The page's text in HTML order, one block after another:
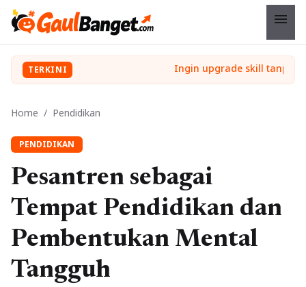
menu
TERKINI
Home / Pendidikan
PENDIDIKAN
Pesantren sebagai
Tempat Pendidikan dan
Pembentukan Mental
Tangguh